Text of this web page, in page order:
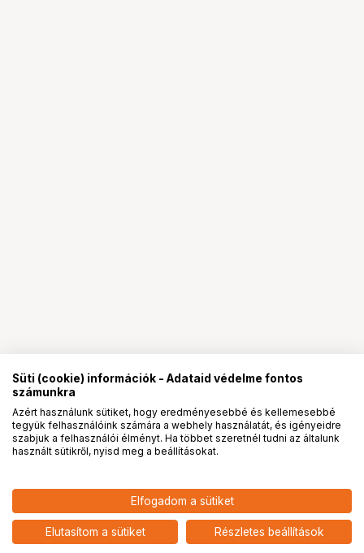
ILFORD 100 DELTA 9X12 CM 25
SHEETS FILM
add
PROpartnerségek
Süti (cookie) információk - Adataid védelme fontos
számunkra
Azért használunk sütiket, hogy eredményesebbé és kellemesebbé
tegyük felhasználóink számára a webhely használatát, és igényeidre
szabjuk a felhasználói élményt. Ha többet szeretnél tudni az általunk
használt sütikről, nyisd meg a beállításokat.
Elfogadom a sütiket
Elutasítom a sütiket Részletes beállítások